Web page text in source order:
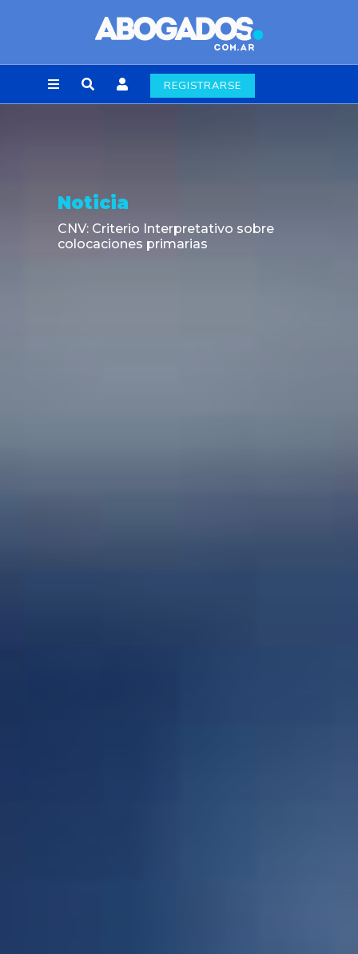
REGISTRARSE
Noticia
CNV: Criterio Interpretativo sobre
colocaciones primarias